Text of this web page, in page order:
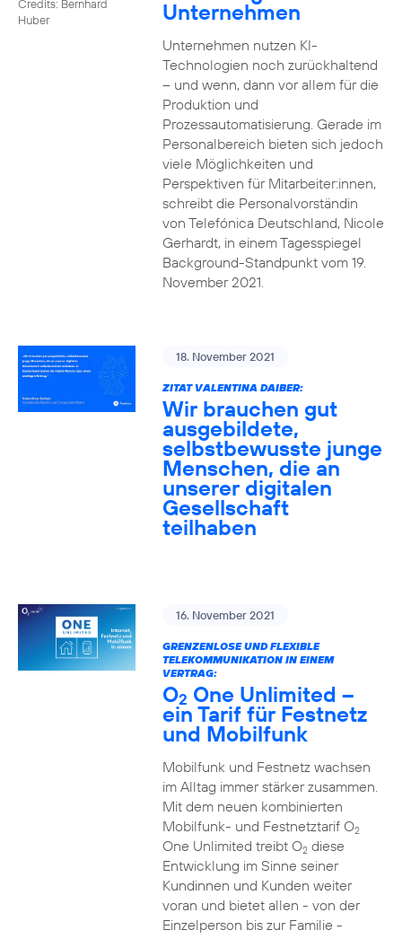
Credits: Bernhard
Huber
Unternehmen
Unternehmen nutzen KI-
Technologien noch zurückhaltend
– und wenn, dann vor allem für die
Produktion und
Prozessautomatisierung. Gerade im
Personalbereich bieten sich jedoch
viele Möglichkeiten und
Perspektiven für Mitarbeiter:innen,
schreibt die Personalvorständin
von Telefónica Deutschland, Nicole
Gerhardt, in einem Tagesspiegel
Background-Standpunkt vom 19.
November 2021.
18. November 2021
ZITAT VALENTINA DAIBER:
Wir brauchen gut
ausgebildete,
selbstbewusste junge
Menschen, die an
unserer digitalen
Gesellschaft
teilhaben
16. November 2021
GRENZENLOSE UND FLEXIBLE
TELEKOMMUNIKATION IN EINEM
VERTRAG:
O2 One Unlimited –
ein Tarif für Festnetz
und Mobilfunk
Mobilfunk und Festnetz wachsen
im Alltag immer stärker zusammen.
Mit dem neuen kombinierten
Mobilfunk- und Festnetztarif O2
One Unlimited treibt O2diese
Entwicklung im Sinne seiner
Kundinnen und Kunden weiter
voran und bietet allen - von der
Einzelperson bis zur Familie -